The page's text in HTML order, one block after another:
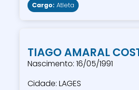
Cargo: Atleta
TIAGO AMARAL
Nascimento: 16/05/1991
Cidade: LAGES